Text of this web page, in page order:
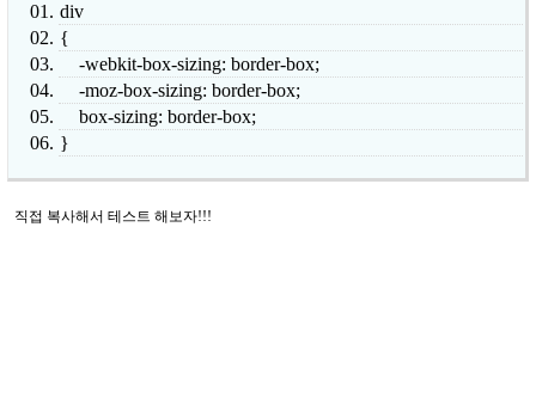
div
{
-webkit-box-sizing: border-box;
-moz-box-sizing: border-box;
box-sizing: border-box;
}
직접 복사해서 테스트 해보자!!!